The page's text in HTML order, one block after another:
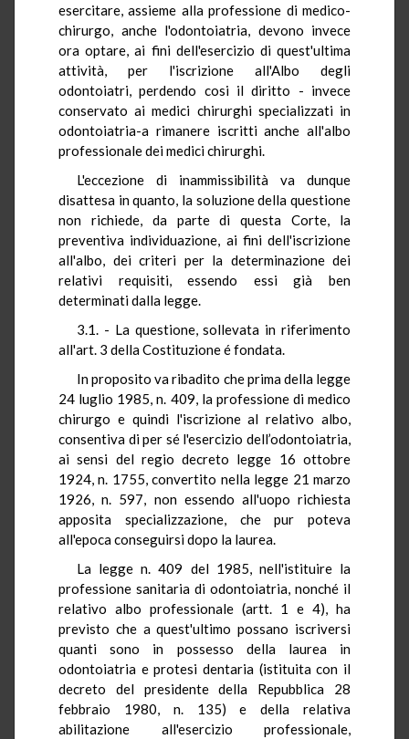
esercitare, assieme alla professione di medico-
chirurgo, anche l'odontoiatria, devono invece
ora optare, ai fini dell'esercizio di quest'ultima
attività, per l'iscrizione all'Albo degli
odontoiatri, perdendo cosi il diritto - invece
conservato ai medici chirurghi specializzati in
odontoiatria-a rimanere iscritti anche all'albo
professionale dei medici chirurghi.
L'eccezione di inammissibilità va dunque
disattesa in quanto, la soluzione della questione
non richiede, da parte di questa Corte, la
preventiva individuazione, ai fini dell'iscrizione
all'albo, dei criteri per la determinazione dei
relativi requisiti, essendo essi già ben
determinati dalla legge.
3.1. - La questione, sollevata in riferimento
all'art. 3 della Costituzione é fondata.
In proposito va ribadito che prima della legge
24 luglio 1985, n. 409, la professione di medico
chirurgo e quindi l'iscrizione al relativo albo,
consentiva di per sé l'esercizio dell’odontoiatria,
ai sensi del regio decreto legge 16 ottobre
1924, n. 1755, convertito nella legge 21 marzo
1926, n. 597, non essendo all'uopo richiesta
apposita specializzazione, che pur poteva
all'epoca conseguirsi dopo la laurea.
La legge n. 409 del 1985, nell'istituire la
professione sanitaria di odontoiatria, nonché il
relativo albo professionale (artt. 1 e 4), ha
previsto che a quest'ultimo possano iscriversi
quanti sono in possesso della laurea in
odontoiatria e protesi dentaria (istituita con il
decreto del presidente della Repubblica 28
febbraio 1980, n. 135) e della relativa
abilitazione all'esercizio professionale,